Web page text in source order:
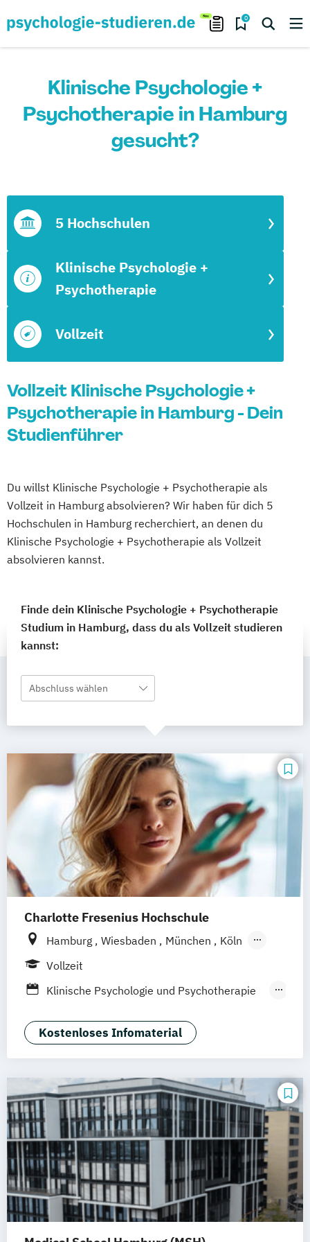
0
Klinische Psychologie +
Psychotherapie in Hamburg
gesucht?
Vollzeit
Klinische Psychologie +
Psychotherapie
5 Hochschulen
Vollzeit Klinische Psychologie +
Psychotherapie in Hamburg - Dein
Studienführer
Du willst Klinische Psychologie + Psychotherapie als
Vollzeit in Hamburg absolvieren? Wir haben für dich 5
Hochschulen in Hamburg recherchiert, an denen du
Klinische Psychologie + Psychotherapie als Vollzeit
absolvieren kannst.
Finde dein Klinische Psychologie + Psychotherapie
Studium in Hamburg, dass du als Vollzeit studieren
kannst:
Abschluss wählen
Charlotte Fresenius Hochschule
Hamburg Wiesbaden München
Köln
Düsseldorf
Vollzeit
Klinische Psychologie und Psychotherapie
Psychologie Rechtspsychologie
Kostenloses Infomaterial